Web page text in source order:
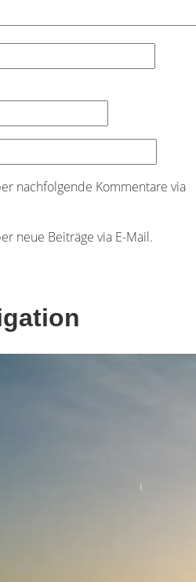
nachfolgende Kommentare via
neue Beiträge via E-Mail.